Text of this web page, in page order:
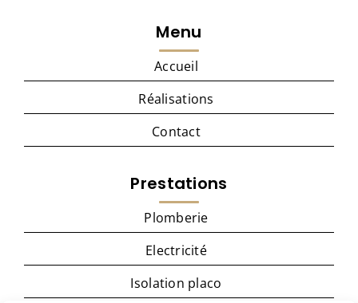
Menu
Accueil
Réalisations
Contact
Prestations
Plomberie
Electricité
Isolation placo